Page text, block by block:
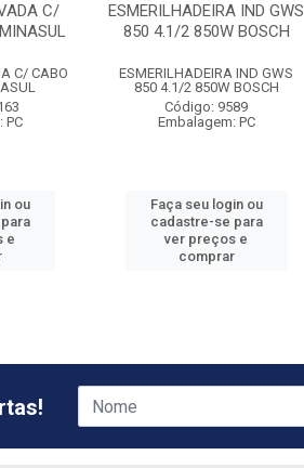
C/
C/ CABO
PC
ou
e
ESMERILHADEIRA IND GWS
850 4.1/2 850W BOSCH
ESMERILHADEIRA IND GWS
850 4.1/2 850W BOSCH
Código: 9589
Embalagem: PC
Faça seu login ou
cadastre-se para
ver preços e
comprar